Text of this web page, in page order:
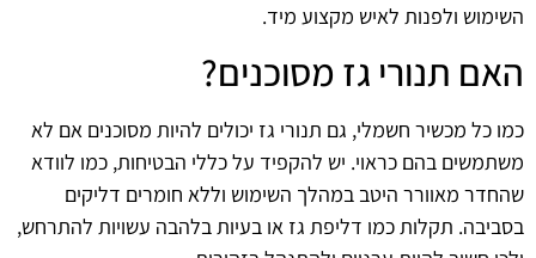
השימוש ולפנות לאיש מקצוע מיד.
האם תנורי גז מסוכנים?
כמו כל מכשיר חשמלי, גם תנורי גז יכולים להיות מסוכנים אם לא
משתמשים בהם כראוי. יש להקפיד על כללי הבטיחות, כמו לוודא
שהחדר מאוורר היטב במהלך השימוש וללא חומרים דליקים
בסביבה. תקלות כמו דליפת גז או בעיות בלהבה עשויות להתרחש,